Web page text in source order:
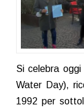
Si celebra oggi
Water Day),
1992 per